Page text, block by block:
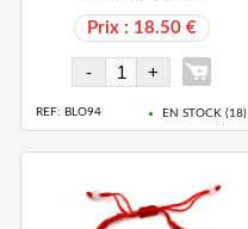
Prix : 18.50 €
REF: BLO94 EN STOCK ( 18)